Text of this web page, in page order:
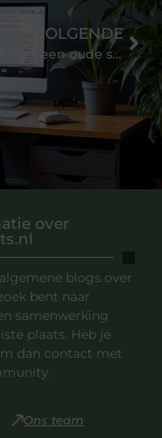
over
blogs over
bent naar
samenwerking
plaats. Heb je
dan contact met
Ons team
VOLGENDE
Mag je met een oude scooter in Helmond rijden?